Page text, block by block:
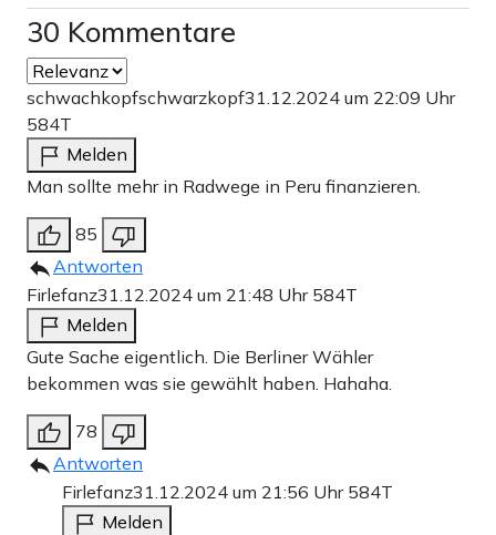
30 Kommentare
schwachkopfschwarzkopf31.12.2024 um 22:09 Uhr
584T
Melden
Man sollte mehr in Radwege in Peru finanzieren.
85
Antworten
Firlefanz31.12.2024 um 21:48 Uhr 584T
Melden
Gute Sache eigentlich. Die Berliner Wähler
bekommen was sie gewählt haben. Hahaha.
78
Antworten
Firlefanz31.12.2024 um 21:56 Uhr 584T
Melden